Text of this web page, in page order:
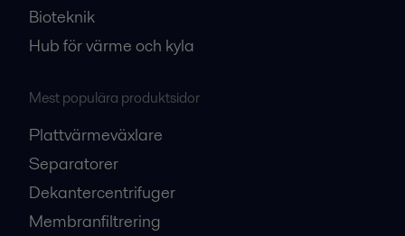
Bioteknik
Hub för värme och kyla
Mest populära produktsidor
Plattvärmeväxlare
Separatorer
Dekantercentrifuger
Membranfiltrering